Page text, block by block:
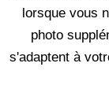
lorsque vous
photo
s'adaptent à